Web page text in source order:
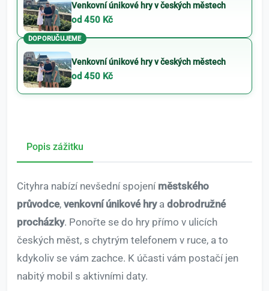
Venkovní únikové hry v českých městech
od 450 Kč
DOPORUČUJEME
Venkovní únikové hry v českých městech
od 450 Kč
Popis zážitku
Cityhra nabízí nevšední spojení městského
průvodce, venkovní únikové hrya dobrodružné
procházky. Ponořte se do hry přímo v ulicích
českých měst, s chytrým telefonem v ruce, a to
kdykoliv se vám zachce. K účasti vám postačí jen
nabitý mobil s aktivními daty.